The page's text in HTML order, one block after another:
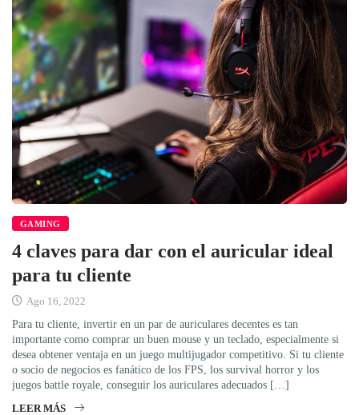
GAMING
4 claves para dar con el auricular ideal
para tu cliente
Ago 16, 2022
Para tu cliente, invertir en un par de auriculares decentes es tan
importante como comprar un buen mouse y un teclado, especialmente si
desea obtener ventaja en un juego multijugador competitivo. Si tu cliente
o socio de negocios es fanático de los FPS, los survival horror y los
juegos battle royale, conseguir los auriculares adecuados […]
LEER MÁS